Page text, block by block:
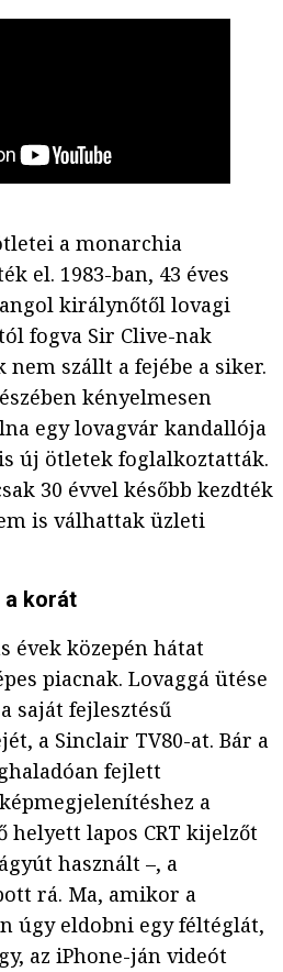
a monarchia
el. 1983-ban, 43 éves
királynőtől lovagi
fogva Sir Clive-nak
nem szállt a fejébe a siker.
kényelmesen
egy lovagvár kandallója
új ötletek foglalkoztatták.
30 évvel később kezdték
is válhattak üzleti
a korát
évek közepén hátat
piacnak. Lovaggá ütése
saját fejlesztésű
a Sinclair TV80-at. Bár a
fejlett
a
helyett lapos CRT kijelzőt
használt –, a
rá. Ma, amikor a
úgy eldobni egy féltéglát,
az iPhone-ján videót